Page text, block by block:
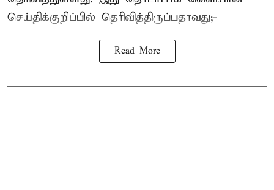
செய்திக்குறிப்பில் தெரிவித்திருப்பதாவது;-
Read More